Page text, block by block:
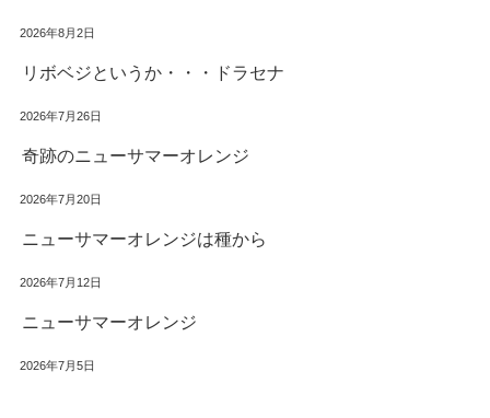
2026年8月2日
リボベジというか・・・ドラセナ
2026年7月26日
奇跡のニューサマーオレンジ
2026年7月20日
ニューサマーオレンジは種から
2026年7月12日
ニューサマーオレンジ
2026年7月5日